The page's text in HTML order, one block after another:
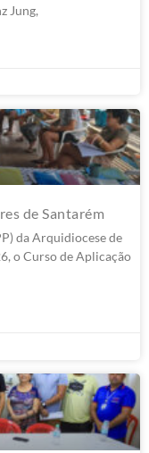
Jung,
de Santarém
da Arquidiocese de
o Curso de Aplicação